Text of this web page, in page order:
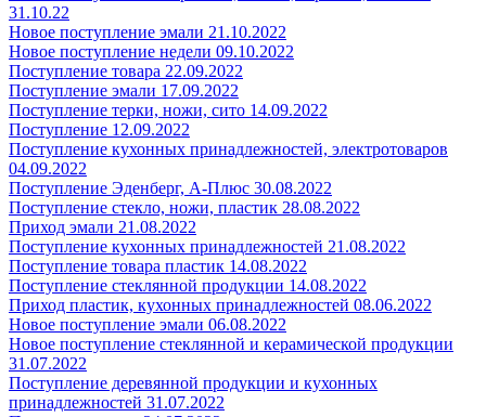
31.10.22
Новое поступление эмали 21.10.2022
Новое поступление недели 09.10.2022
Поступление товара 22.09.2022
Поступление эмали 17.09.2022
Поступление терки, ножи, сито 14.09.2022
Поступление 12.09.2022
Поступление кухонных принадлежностей, электротоваров
04.09.2022
Поступление Эденберг, А-Плюс 30.08.2022
Поступление стекло, ножи, пластик 28.08.2022
Приход эмали 21.08.2022
Поступление кухонных принадлежностей 21.08.2022
Поступление товара пластик 14.08.2022
Поступление стеклянной продукции 14.08.2022
Приход пластик, кухонных принадлежностей 08.06.2022
Новое поступление эмали 06.08.2022
Новое поступление стеклянной и керамической продукции
31.07.2022
Поступление деревянной продукции и кухонных
принадлежностей 31.07.2022